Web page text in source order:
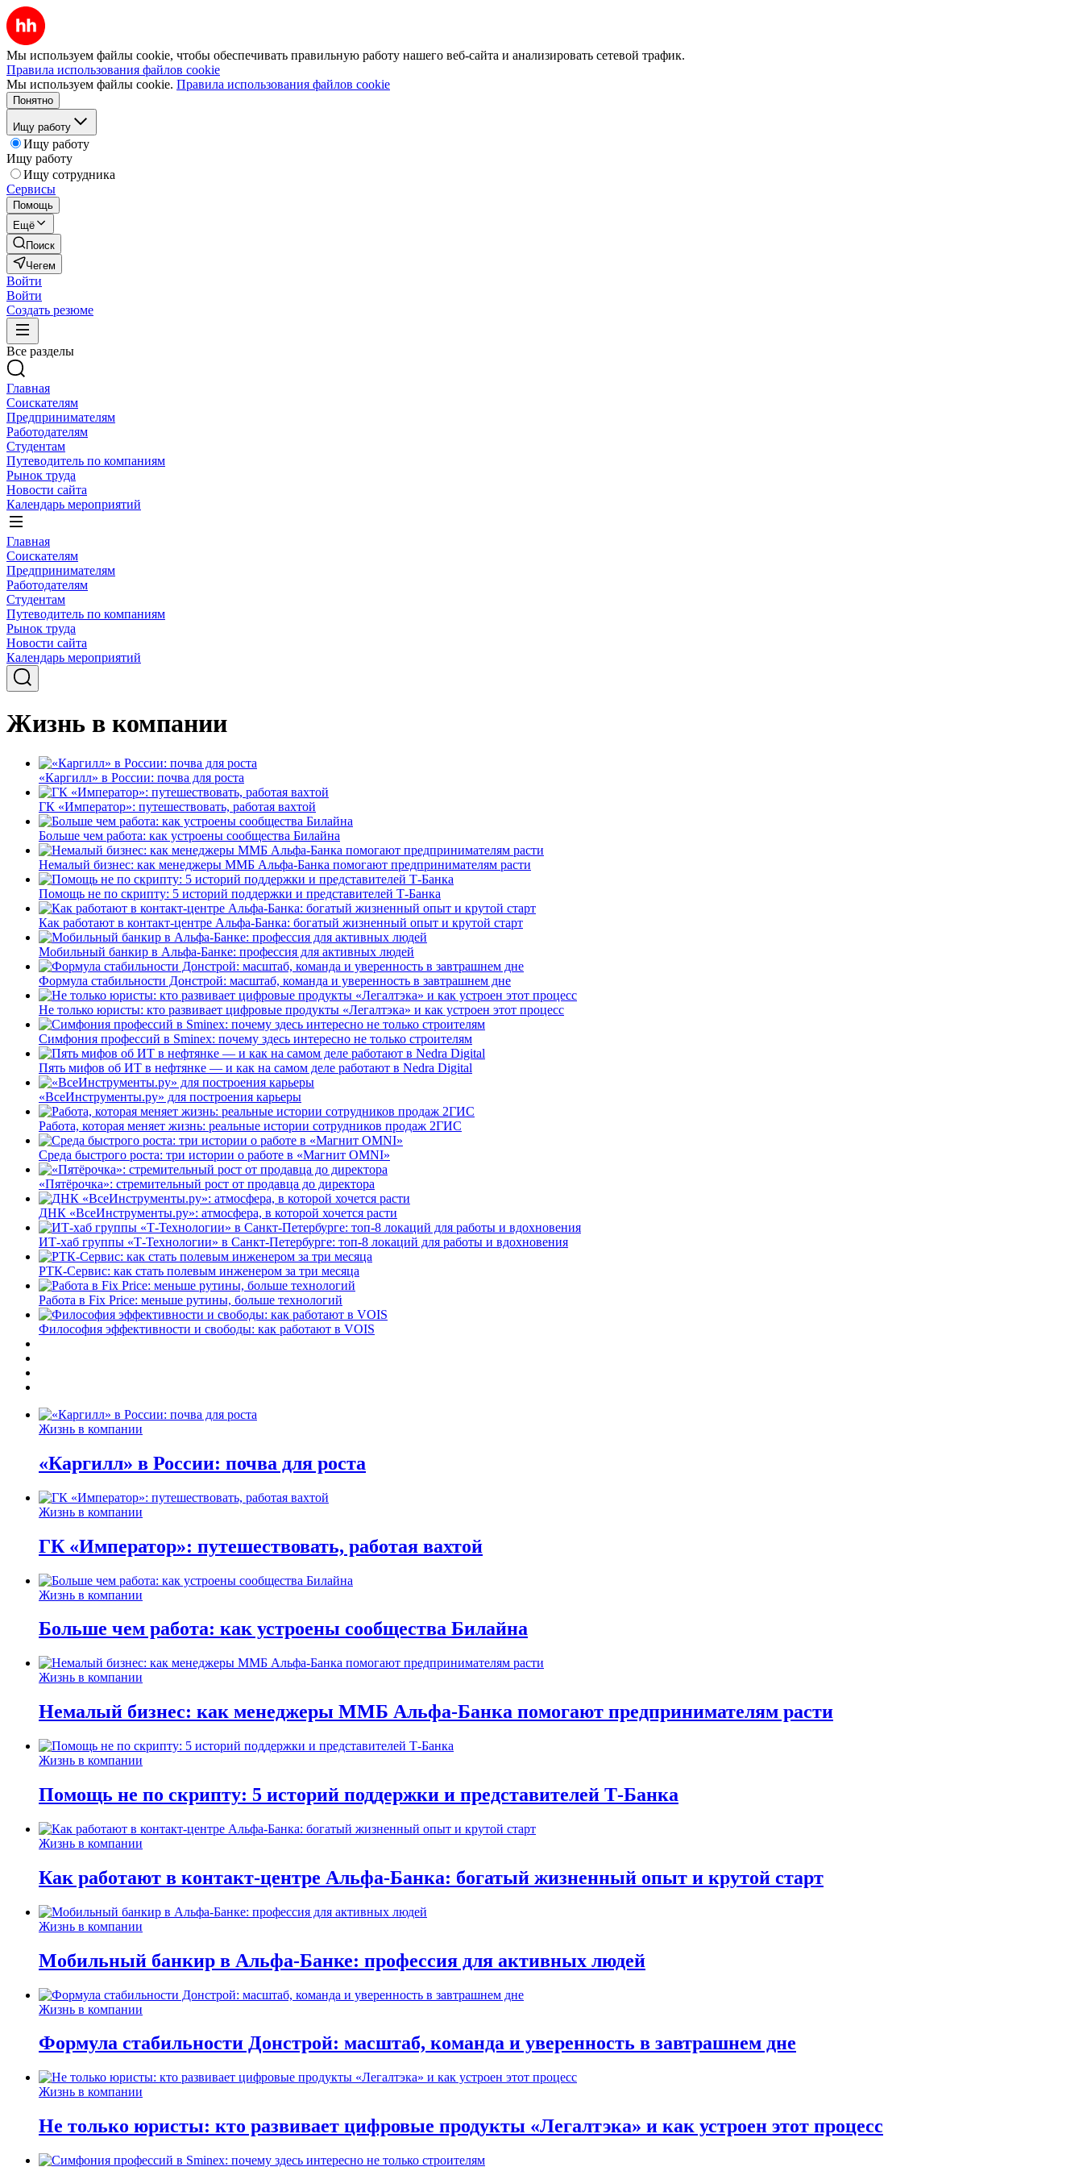
Мы используем файлы cookie, чтобы обеспечивать правильную работу нашего веб-сайта и анализировать сетевой трафик.
Правила использования файлов cookie
Мы используем файлы cookie. Правила использования файлов cookie
Понятно
Ищу работу
Ищу работу
Ищу работу
Ищу сотрудника
Сервисы
Помощь
Ещё
Поиск
Чегем
Войти
Войти
Создать резюме
Все разделы
Главная
Соискателям
Предпринимателям
Работодателям
Студентам
Путеводитель по компаниям
Рынок труда
Новости сайта
Календарь мероприятий
Главная
Соискателям
Предпринимателям
Работодателям
Студентам
Путеводитель по компаниям
Рынок труда
Новости сайта
Календарь мероприятий
Жизнь в компании
«Каргилл» в России: почва для роста
ГК «Император»: путешествовать, работая вахтой
Больше чем работа: как устроены сообщества Билайна
Немалый бизнес: как менеджеры ММБ Альфа-Банка помогают предпринимателям расти
Помощь не по скрипту: 5 историй поддержки и представителей Т-Банка
Как работают в контакт-центре Альфа-Банка: богатый жизненный опыт и крутой старт
Мобильный банкир в Альфа-Банке: профессия для активных людей
Формула стабильности Донстрой: масштаб, команда и уверенность в завтрашнем дне
Не только юристы: кто развивает цифровые продукты «Легалтэка» и как устроен этот процесс
Симфония профессий в Sminex: почему здесь интересно не только строителям
Пять мифов об ИТ в нефтянке — и как на самом деле работают в Nedra Digital
«ВсеИнструменты.ру» для построения карьеры
Работа, которая меняет жизнь: реальные истории сотрудников продаж 2ГИС
Среда быстрого роста: три истории о работе в «Магнит OMNI»
«Пятёрочка»: стремительный рост от продавца до директора
ДНК «ВсеИнструменты.ру»: атмосфера, в которой хочется расти
ИТ-хаб группы «Т-Технологии» в Санкт-Петербурге: топ-8 локаций для работы и вдохновения
РТК-Сервис: как стать полевым инженером за три месяца
Работа в Fix Price: меньше рутины, больше технологий
Философия эффективности и свободы: как работают в VOIS
Жизнь в компании
«Каргилл» в России: почва для роста
Жизнь в компании
ГК «Император»: путешествовать, работая вахтой
Жизнь в компании
Больше чем работа: как устроены сообщества Билайна
Жизнь в компании
Немалый бизнес: как менеджеры ММБ Альфа-Банка помогают предпринимателям расти
Жизнь в компании
Помощь не по скрипту: 5 историй поддержки и представителей Т-Банка
Жизнь в компании
Как работают в контакт-центре Альфа-Банка: богатый жизненный опыт и крутой старт
Жизнь в компании
Мобильный банкир в Альфа-Банке: профессия для активных людей
Жизнь в компании
Формула стабильности Донстрой: масштаб, команда и уверенность в завтрашнем дне
Жизнь в компании
Не только юристы: кто развивает цифровые продукты «Легалтэка» и как устроен этот процесс